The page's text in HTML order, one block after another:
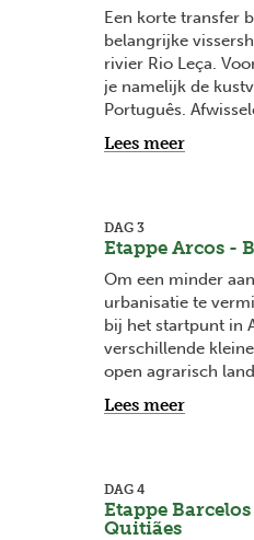
Een korte transfer
belangrijke
rivier Rio Leça.
je namelijk de
Português.
duinen en over
tot Vila do Conde
Tocht van 20 km.
Overnachting
Lees meer
DAG 3
Etappe Arcos -
Om een minder
urbanisatie te
bij het startpunt in
verschillende
open agrarisch
bossen maar met
schaduw, onder de
een donderdag dan
levendige markt.
Lees meer
DAG 4
Etappe
Quitiães